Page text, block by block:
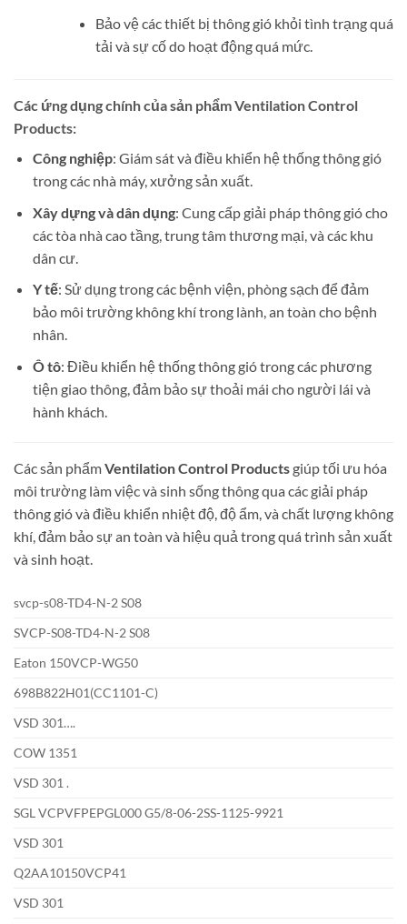
Bảo vệ các thiết bị thông gió khỏi tình trạng quá
tải và sự cố do hoạt động quá mức.
Các ứng dụng chính của sản phẩm Ventilation Control
Products:
Công nghiệp: Giám sát và điều khiển hệ thống thông gió
trong các nhà máy, xưởng sản xuất.
Xây dựng và dân dụng: Cung cấp giải pháp thông gió cho
các tòa nhà cao tầng, trung tâm thương mại, và các khu
dân cư.
Y tế: Sử dụng trong các bệnh viện, phòng sạch để đảm
bảo môi trường không khí trong lành, an toàn cho bệnh
nhân.
Ô tô: Điều khiển hệ thống thông gió trong các phương
tiện giao thông, đảm bảo sự thoải mái cho người lái và
hành khách.
Các sản phẩmVentilation Control Productsgiúp tối ưu hóa
môi trường làm việc và sinh sống thông qua các giải pháp
thông gió và điều khiển nhiệt độ, độ ẩm, và chất lượng không
khí, đảm bảo sự an toàn và hiệu quả trong quá trình sản xuất
và sinh hoạt.
svcp-s08-TD4-N-2 S08
SVCP-S08-TD4-N-2 S08
Eaton 150VCP-WG50
698B822H01(CC1101-C)
VSD 301….
COW 1351
VSD 301 .
SGL VCPVFPEPGL000 G5/8-06-2SS-1125-9921
VSD 301
Q2AA10150VCP41
VSD 301